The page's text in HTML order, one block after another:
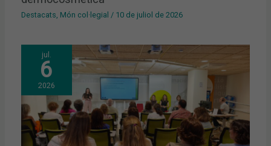
Destacats Món col·legial / 10 de juliol de 2026
jul.
6
2026